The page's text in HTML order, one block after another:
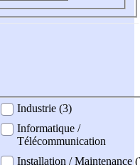
Industrie (3)
Informatique /
Télécommunication
Installation / Maintenance